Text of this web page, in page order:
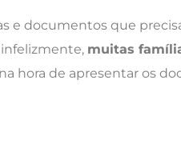
e documentos que
muitas
hora de apresentar os